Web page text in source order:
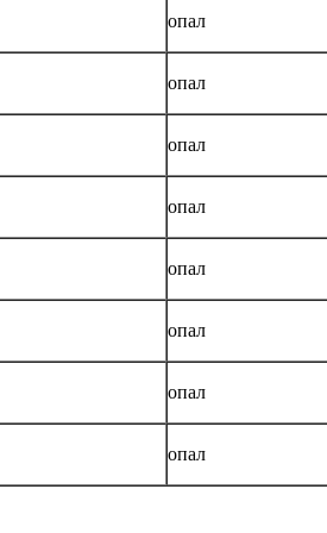
опал
опал
опал
опал
опал
опал
опал
опал